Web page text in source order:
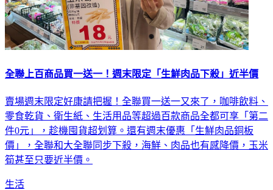
全聯上百商品買一送一！週末限定「生鮮肉品下殺」近半價
賣場週末限定好康請把握！全聯買一送一又來了，咖啡飲料、
零食乾貨、衛生紙、生活用品等超過百款商品全都可享「第二
件0元」，趁機囤貨超划算。還有週末優惠「生鮮肉品銅板
價」，全聯和大全聯同步下殺，海鮮、肉品也有感降價，玉米
筍甚至只要近半價。
生活